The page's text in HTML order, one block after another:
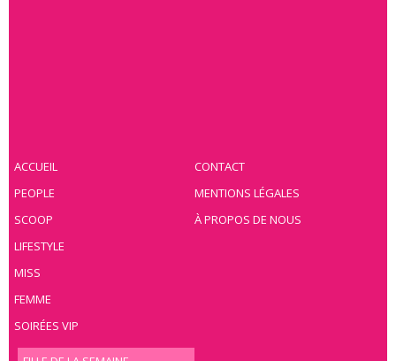
ACCUEIL
PEOPLE
SCOOP
LIFESTYLE
MISS
FEMME
SOIRÉES VIP
CONTACT
MENTIONS LÉGALES
À PROPOS DE NOUS